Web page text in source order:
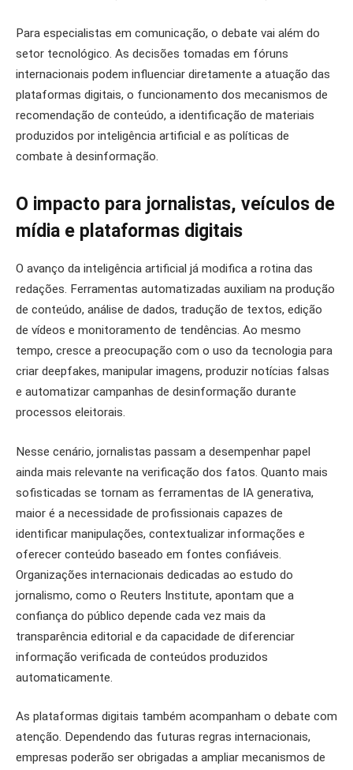
Para especialistas em comunicação, o debate vai além do
setor tecnológico. As decisões tomadas em fóruns
internacionais podem influenciar diretamente a atuação das
plataformas digitais, o funcionamento dos mecanismos de
recomendação de conteúdo, a identificação de materiais
produzidos por inteligência artificial e as políticas de
combate à desinformação.
O impacto para jornalistas, veículos de
mídia e plataformas digitais
O avanço da inteligência artificial já modifica a rotina das
redações. Ferramentas automatizadas auxiliam na produção
de conteúdo, análise de dados, tradução de textos, edição
de vídeos e monitoramento de tendências. Ao mesmo
tempo, cresce a preocupação com o uso da tecnologia para
criar deepfakes, manipular imagens, produzir notícias falsas
e automatizar campanhas de desinformação durante
processos eleitorais.
Nesse cenário, jornalistas passam a desempenhar papel
ainda mais relevante na verificação dos fatos. Quanto mais
sofisticadas se tornam as ferramentas de IA generativa,
maior é a necessidade de profissionais capazes de
identificar manipulações, contextualizar informações e
oferecer conteúdo baseado em fontes confiáveis.
Organizações internacionais dedicadas ao estudo do
jornalismo, como o Reuters Institute, apontam que a
confiança do público depende cada vez mais da
transparência editorial e da capacidade de diferenciar
informação verificada de conteúdos produzidos
automaticamente.
As plataformas digitais também acompanham o debate com
atenção. Dependendo das futuras regras internacionais,
empresas poderão ser obrigadas a ampliar mecanismos de